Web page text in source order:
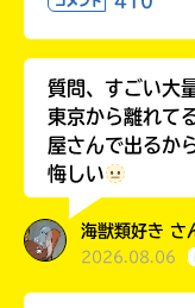
質問、すごい大
東京から離れて
屋さんで出るか
悔しい
海獣類好き さ
2026.08.06